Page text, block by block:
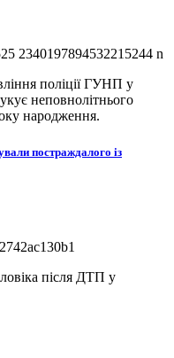
поліції ГУНП у
неповнолітнього
народження.
постраждалого із
після ДТП у